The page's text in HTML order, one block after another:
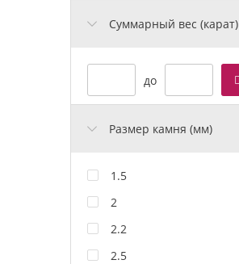
Cуммарный вес (карат)
до
Размер камня (мм)
1.5
2
2.2
2.5